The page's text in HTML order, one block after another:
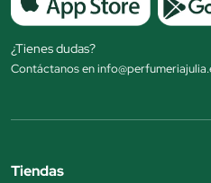
¿Tienes dudas?
Contáctanos en
Tiendas